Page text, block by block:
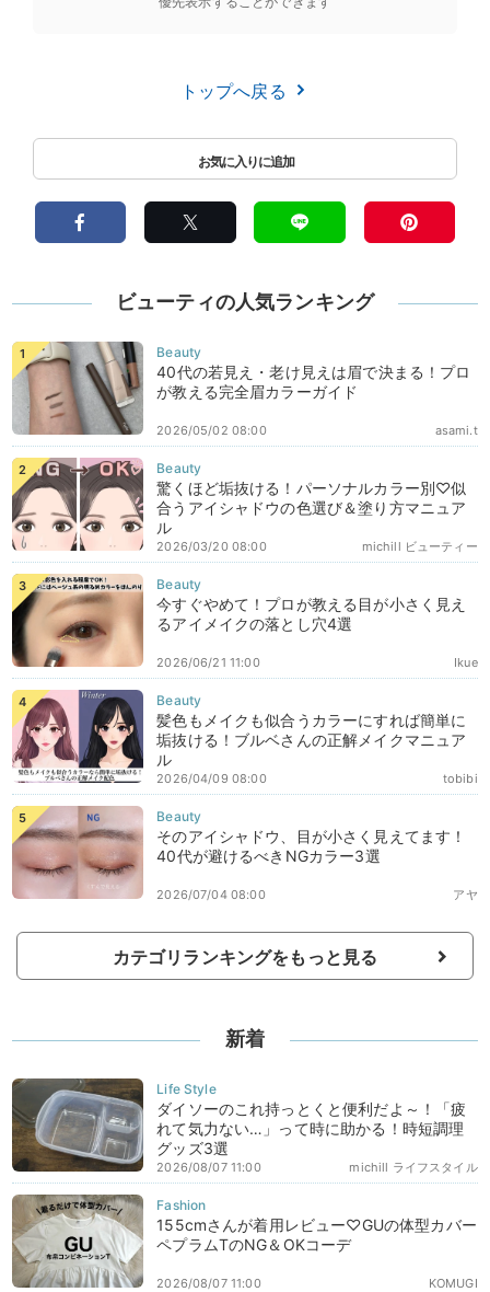
トップへ戻る
ビューティの人気ランキング
40代の若見え・老け見えは眉で決まる！プロ
が教える完全眉カラーガイド
asami.t
2026/05/02 08:00
驚くほど垢抜ける！パーソナルカラー別♡似
合うアイシャドウの色選び＆塗り方マニュア
ル
michill ビューティー
2026/03/20 08:00
今すぐやめて！プロが教える目が小さく見え
るアイメイクの落とし穴4選
Ikue
2026/06/21 11:00
髪色もメイクも似合うカラーにすれば簡単に
垢抜ける！ブルベさんの正解メイクマニュア
ル
tobibi
2026/04/09 08:00
そのアイシャドウ、目が小さく見えてます！
40代が避けるべきNGカラー3選
アヤ
2026/07/04 08:00
カテゴリランキングをもっと見る
新着
ダイソーのこれ持っとくと便利だよ～！「疲
れて気力ない…」って時に助かる！時短調理
グッズ3選
michill ライフスタイル
2026/08/07 11:00
155cmさんが着用レビュー♡GUの体型カバー
ペプラムTのNG＆OKコーデ
KOMUGI
2026/08/07 11:00